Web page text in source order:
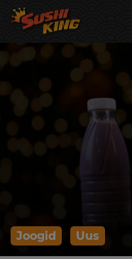
Joogid Uus